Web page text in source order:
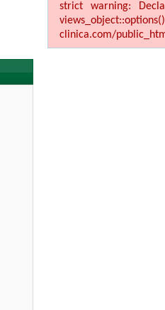
strict warning:
clinica.com/